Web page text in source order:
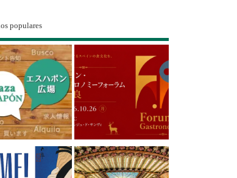
populares